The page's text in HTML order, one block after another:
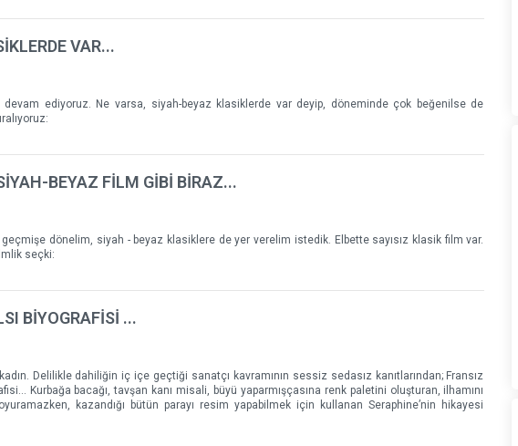
VAR...
ediyoruz. Ne varsa, siyah-beyaz klasiklerde var deyip, döneminde çok beğenilse de
BEYAZ FİLM GİBİ BİRAZ...
dönelim, siyah - beyaz klasiklere de yer verelim istedik. Elbette sayısız klasik film var.
seçki:
BİYOGRAFİSİ ...
Delilikle dahiliğin iç içe geçtiği sanatçı kavramının sessiz sedasız kanıtlarından; Fransız
Kurbağa bacağı, tavşan kanı misali, büyü yaparmışçasına renk paletini oluşturan, ilhamını
kazandığı bütün parayı resim yapabilmek için kullanan Seraphine’nin hikayesi